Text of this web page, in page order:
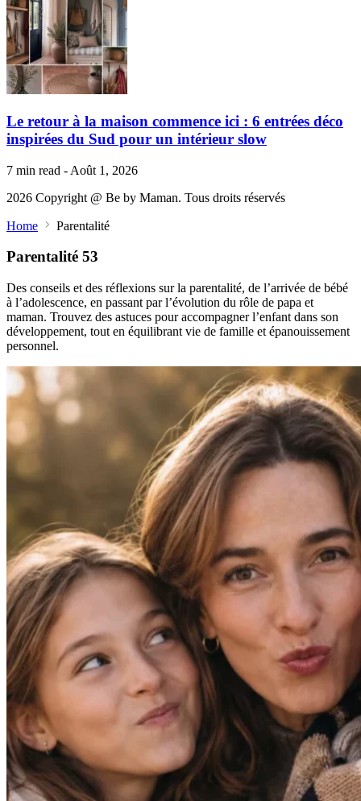
Le retour à la maison commence ici : 6 entrées déco
inspirées du Sud pour un intérieur slow
7 min read - Août 1, 2026
2026 Copyright @ Be by Maman. Tous droits réservés
Home Parentalité
Parentalité 53
Des conseils et des réflexions sur la parentalité, de l’arrivée de bébé
à l’adolescence, en passant par l’évolution du rôle de papa et
maman. Trouvez des astuces pour accompagner l’enfant dans son
développement, tout en équilibrant vie de famille et épanouissement
personnel.